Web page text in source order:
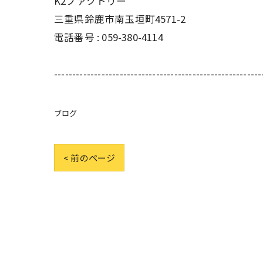
三重県鈴鹿市南玉垣町4571-2
電話番号 : 059-380-4114
ブログ
< 前のページ